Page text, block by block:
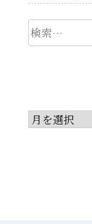
検
索
ア
ー